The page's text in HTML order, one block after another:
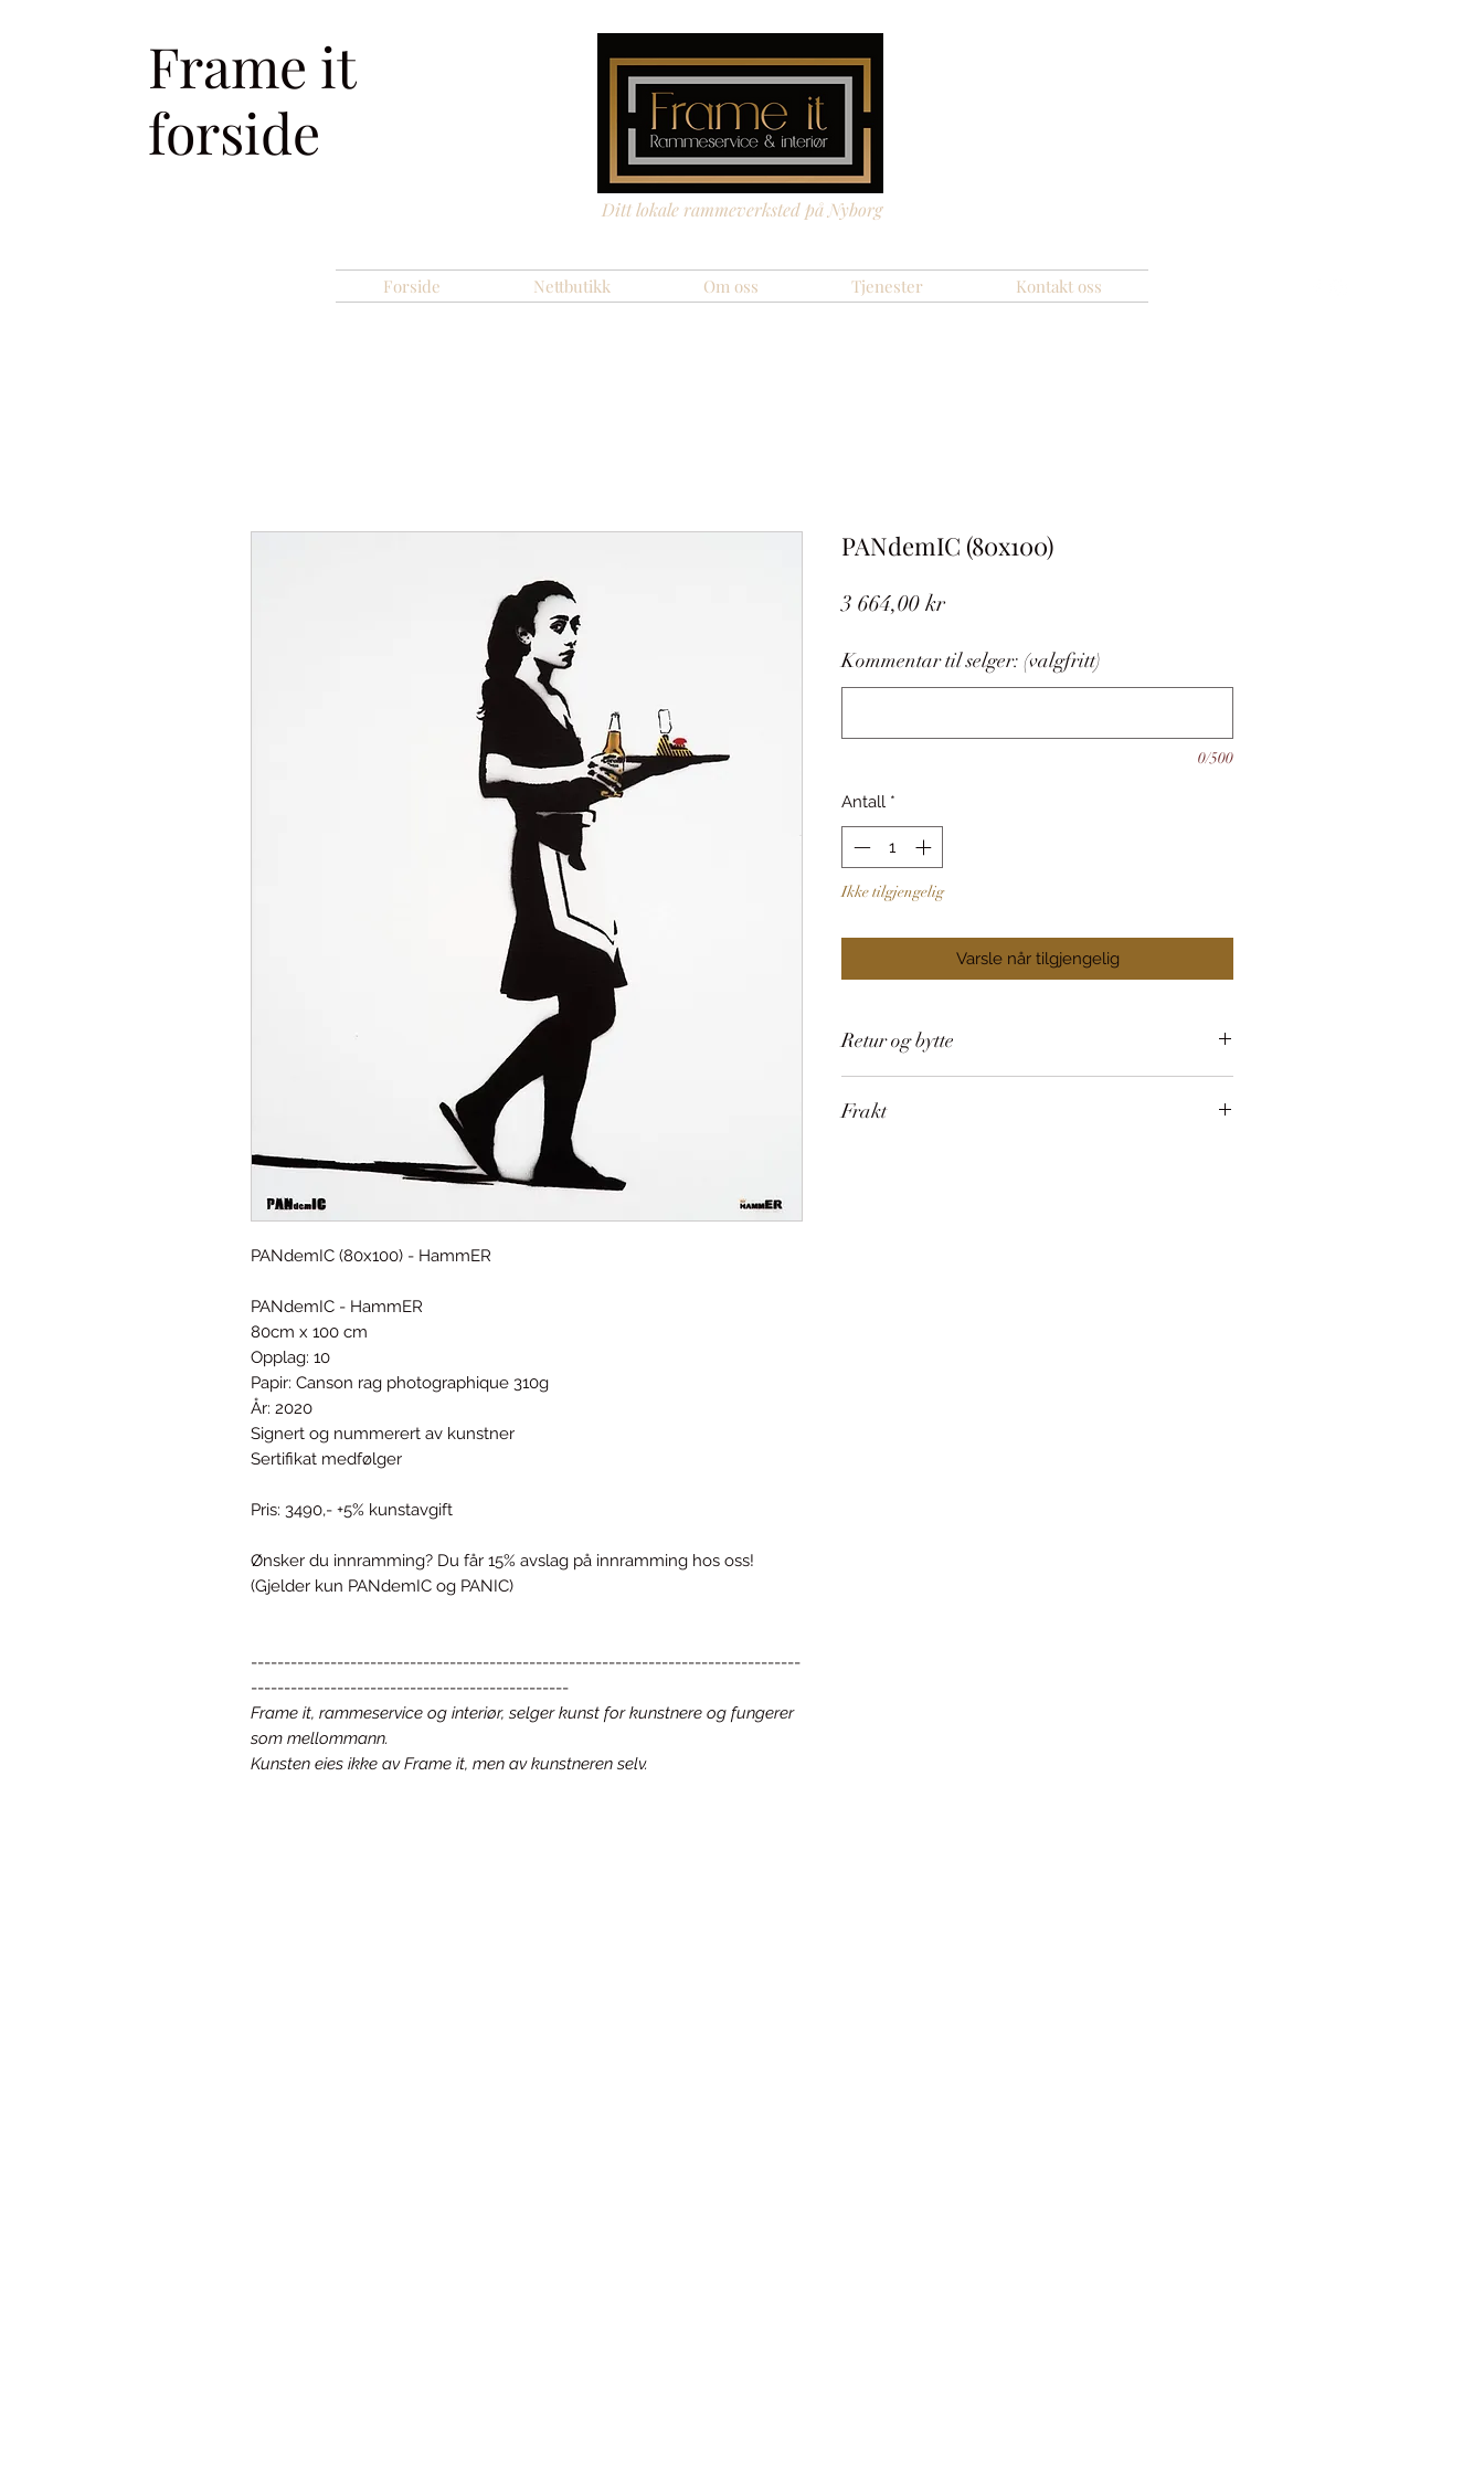
Frame it
forside
Ditt lokale rammeverksted på Nyborg
Forside Nettbutikk Om oss Tjenester Kontakt oss
PANdemIC (80x100) - HammER
PANdemIC - HammER
80cm x 100 cm
Opplag: 10
Papir: Canson rag photographique 310g
År: 2020
Signert og nummerert av kunstner
Sertifikat medfølger
Pris: 3490,- +5% kunstavgift
Ønsker du innramming? Du får 15% avslag på innramming hos oss!
(Gjelder kun PANdemIC og PANIC)
-----------------------------------------------------------------------------------
------------------------------------------------
Frame it, rammeservice og interiør, selger kunst for kunstnere og fungerer
som mellommann.
Kunsten eies ikke av Frame it, men av kunstneren selv.
PANdemIC (80x100)
3 664,00 krPris
Kommentar til selger: (valgfritt)
0/500
Antall *
Ikke tilgjengelig
Varsle når tilgjengelig
Retur og bytte
Frakt